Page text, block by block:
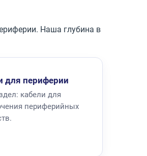
Наша глубина в
для периферии
кабели для
периферийных